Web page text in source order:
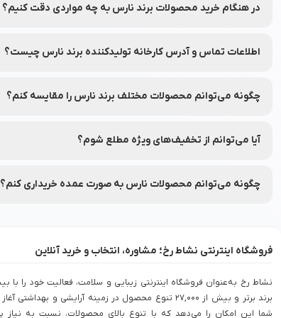
در هنگام خرید محصولات برند نارس به چه مواردی دقت کنیم؟
اطلاعات تماس و آدرس کارخانه تولیدکننده برند نارس چیست؟
چگونه می‌توانم محصولات مختلف برند نارس را مقایسه کنم؟
آیا می‌توانم از تخفیف‌های ویژه مطلع شوم؟
چگونه می‌توانم محصولات نارس به صورت عمده خریداری کنم؟
فروشگاه اینترنتی نشاط رخ؛ مشاوره، انتخاب و خرید آنلاین
برند برتر و بیش از 27,000 تنوع محصول در زمینه آرایشی و
شما این امکان را می‌دهد که با تنوع بالای محصولات، نسبت به